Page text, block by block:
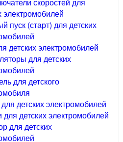
электромобилей
пуск (старт) для детских
детских электромобилей
для детских
для детского
детских электромобилей
детских электромобилей
для детских